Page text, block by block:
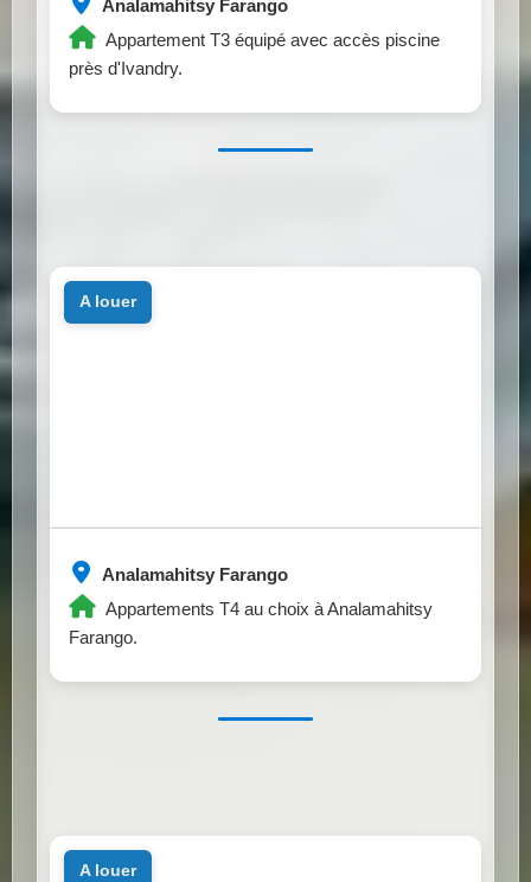
Analamahitsy Farango
Appartement T3 équipé avec accès piscine
près d'Ivandry.
Analamahitsy Farango
Appartements T4 au choix à Analamahitsy
Farango.
a louer
a louer